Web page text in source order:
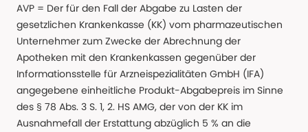
AVP = Der für den Fall der Abgabe zu Lasten der
gesetzlichen Krankenkasse (KK) vom pharmazeutischen
Unternehmer zum Zwecke der Abrechnung der
Apotheken mit den Krankenkassen gegenüber der
Informationsstelle für Arzneispezialitäten GmbH (IFA)
angegebene einheitliche Produkt-Abgabepreis im Sinne
des § 78 Abs. 3 S. 1, 2. HS AMG, der von der KK im
Ausnahmefall der Erstattung abzüglich 5 % an die